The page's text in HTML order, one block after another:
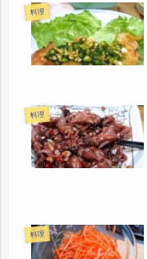
料理
料理
料理